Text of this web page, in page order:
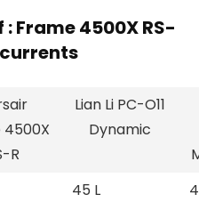
Frame 4500X RS-
4500X
R
Lian Li PC-O11
Dynamic
45 L